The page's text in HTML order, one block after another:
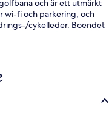
och är ett utmärkt
wi-fi och parkering, och
cykelleder. Boendet